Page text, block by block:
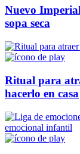
Nuevo
sopa seca
Ritual para
hacerlo en casa